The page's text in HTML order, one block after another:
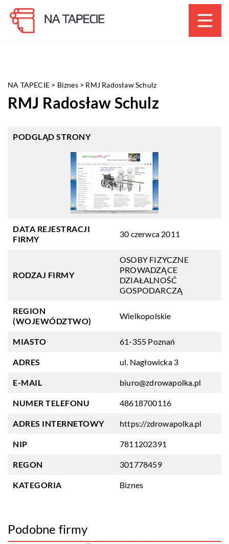
NA TAPECIE > Biznes> RMJ Radosław Schulz
RMJ Radosław Schulz
PODGLĄD STRONY
DATA REJESTRACJI
FIRMY
30 czerwca 2011
RODZAJ FIRMY
OSOBY FIZYCZNE
PROWADZĄCE
DZIAŁALNOŚĆ
GOSPODARCZĄ
REGION
(WOJEWÓDZTWO)
Wielkopolskie
MIASTO 61-355 Poznań
ADRES ul. Nagłowicka 3
E-MAIL biuro@zdrowapolka.pl
NUMER TELEFONU 48618700116
ADRES INTERNETOWY https://zdrowapolka.pl
NIP 7811202391
REGON 301778459
KATEGORIA Biznes
Podobne firmy